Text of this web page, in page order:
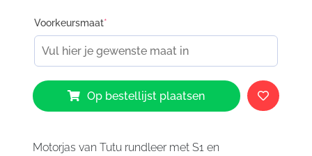
Voorkeursmaat*
Dainese
Avro
Jacket
Op bestellijst plaatsen
Motorjas van Tutu rundleer met S1 en